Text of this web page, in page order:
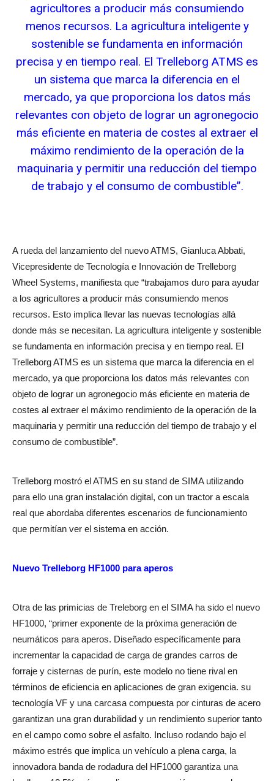
agricultores a producir más consumiendo
menos recursos. La agricultura inteligente y
sostenible se fundamenta en información
precisa y en tiempo real. El Trelleborg ATMS es
un sistema que marca la diferencia en el
mercado, ya que proporciona los datos más
relevantes con objeto de lograr un agronegocio
más eficiente en materia de costes al extraer el
máximo rendimiento de la operación de la
maquinaria y permitir una reducción del tiempo
de trabajo y el consumo de combustible”.
A rueda del lanzamiento del nuevo ATMS, Gianluca Abbati,
Vicepresidente de Tecnología e Innovación de Trelleborg
Wheel Systems, manifiesta que “trabajamos duro para ayudar
a los agricultores a producir más consumiendo menos
recursos. Esto implica llevar las nuevas tecnologías allá
donde más se necesitan. La agricultura inteligente y sostenible
se fundamenta en información precisa y en tiempo real. El
Trelleborg ATMS es un sistema que marca la diferencia en el
mercado, ya que proporciona los datos más relevantes con
objeto de lograr un agronegocio más eficiente en materia de
costes al extraer el máximo rendimiento de la operación de la
maquinaria y permitir una reducción del tiempo de trabajo y el
consumo de combustible”.
Trelleborg mostró el ATMS en su stand de SIMA utilizando
para ello una gran instalación digital, con un tractor a escala
real que abordaba diferentes escenarios de funcionamiento
que permitían ver el sistema en acción.
Nuevo Trelleborg HF1000 para aperos
Otra de las primicias de Treleborg en el SIMA ha sido el nuevo
HF1000, “primer exponente de la próxima generación de
neumáticos para aperos. Diseñado específicamente para
incrementar la capacidad de carga de grandes carros de
forraje y cisternas de purín, este modelo no tiene rival en
términos de eficiencia en aplicaciones de gran exigencia. su
tecnología VF y una carcasa compuesta por cinturas de acero
garantizan una gran durabilidad y un rendimiento superior tanto
en el campo como sobre el asfalto. Incluso rodando bajo el
máximo estrés que implica un vehículo a plena carga, la
innovadora banda de rodadura del HF1000 garantiza una